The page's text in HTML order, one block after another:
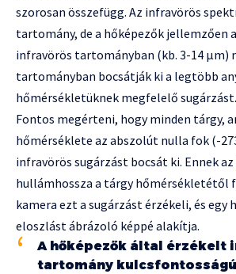
szorosan összefügg. Az infravörös
tartomány, de a hőképezők jellemzően
infravörös tartományban (kb. 3-14 μm)
tartományban bocsátják ki a legtöbb
hőmérsékletüknek megfelelő sugárzást.
Fontos megérteni, hogy minden tárgy,
hőmérséklete az abszolút nulla fok (-
infravörös sugárzást bocsát ki. Ennek
hullámhossza a tárgy hőmérsékletétől
kamera ezt a sugárzást érzékeli, és egy
eloszlást ábrázoló képpé alakítja.
A hőképezők által érzékelt
tartomány